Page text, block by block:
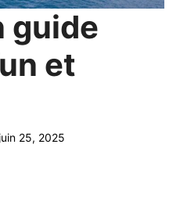
guide
et
juin 25, 2025